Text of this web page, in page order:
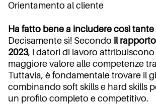
Orientamento al cliente
Ha fatto bene a includere così tante
Decisamente sì! Secondo il
2023, i datori di lavoro attribuiscono
maggiore valore alle competenze
Tuttavia, è fondamentale trovare il
combinando soft skills e hard skills
un profilo completo e competitivo.